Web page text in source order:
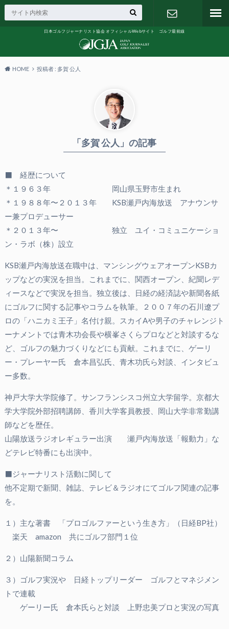
日本ゴルフジャーナリスト協会 オフィシャルWebサイト ゴルフ最前線
HOME 投稿者 : 多賀 公人
「多賀 公人」の記事
⬛ 経歴について
＊１９６３年 岡山県玉野市生まれ
＊１９８８年〜２０１３年 KSB瀬戸内海放送 アナウンサ
ー兼プロデューサー
＊２０１３年〜 独立 ユイ・コミュニケーショ
ン・ラボ（株）設立
KSB瀬戸内海放送在職中は、マンシングウェアオープンKSBカ
ップなどの実況を担当。これまでに、関西オープン、紀聞レデ
ィースなどで実況を担当。独立後は、日経の経済誌や新聞各紙
にゴルフに関する記事やコラムを執筆。２００７年の石川遼プ
ロの「ハニカミ王子」名付け親。スカイAや男子のチャレンジト
ーナメントでは青木功会長や横峯さくらプロなどと対談するな
ど、ゴルフの魅力づくりなどにも貢献。これまでに、ゲーリ
ー・プレーヤー氏 倉本昌弘氏、青木功氏ら対談、インタビュ
ー多数。
神戸大学大学院修了。サンフランシスコ州立大学留学。京都大
学大学院外部招聘講師、香川大学客員教授、岡山大学非常勤講
師などを歴任。
山陽放送ラジオレギュラー出演 瀬戸内海放送「報動力」な
どテレビ特番にも出演中。
⬛ジャーナリスト活動に関して
他不定期で新聞、雑誌、テレビ＆ラジオにてゴルフ関連の記事
を。
１）主な著書 「プロゴルファーという生き方」（日経BP社）
楽天 amazon 共にゴルフ部門１位
２）山陽新聞コラム
３）ゴルフ実況や 日経トップリーダー ゴルフとマネジメン
トで連載
ゲーリー氏 倉本氏らと対談 上野忠美プロと実況の写真